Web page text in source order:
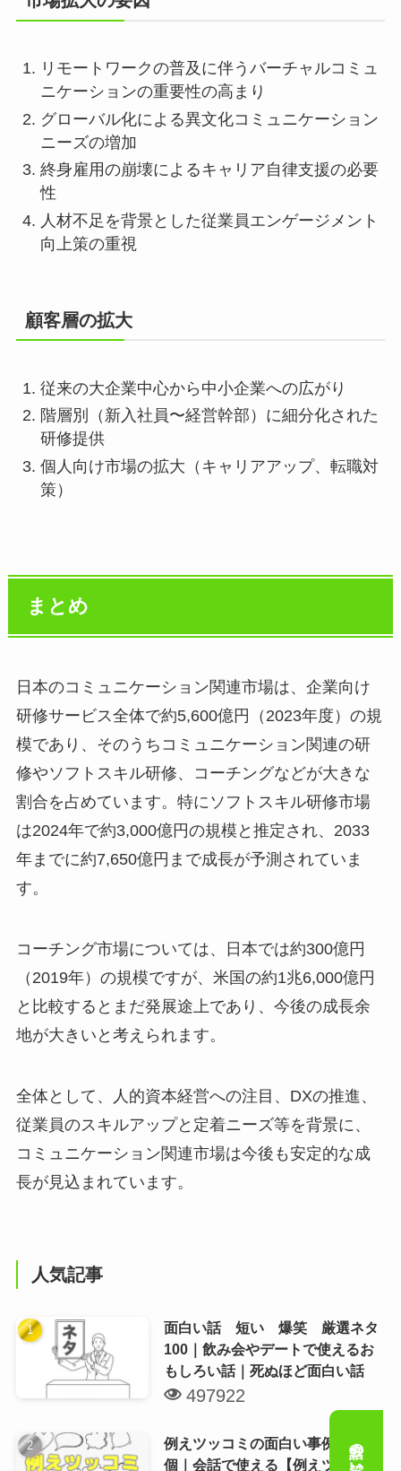
リモートワークの普及に伴うバーチャルコミュ
ニケーションの重要性の高まり
グローバル化による異文化コミュニケーション
ニーズの増加
終身雇用の崩壊によるキャリア自律支援の必要
性
人材不足を背景とした従業員エンゲージメント
向上策の重視
顧客層の拡大
従来の大企業中心から中小企業への広がり
階層別（新入社員〜経営幹部）に細分化された
研修提供
個人向け市場の拡大（キャリアアップ、転職対
策）
まとめ
日本のコミュニケーション関連市場は、企業向け
研修サービス全体で約5,600億円（2023年度）の規
模であり、そのうちコミュニケーション関連の研
修やソフトスキル研修、コーチングなどが大きな
割合を占めています。特にソフトスキル研修市場
は2024年で約3,000億円の規模と推定され、2033
年までに約7,650億円まで成長が予測されていま
す。
コーチング市場については、日本では約300億円
（2019年）の規模ですが、米国の約1兆6,000億円
と比較するとまだ発展途上であり、今後の成長余
地が大きいと考えられます。
全体として、人的資本経営への注目、DXの推進、
従業員のスキルアップと定着ニーズ等を背景に、
コミュニケーション関連市場は今後も安定的な成
長が見込まれています。
人気記事
面白い話 短い 爆笑 厳選ネタ
100｜飲み会やデートで使えるお
もしろい話｜死ぬほど面白い話
497922
例えツッコミの面白い事例が500
個｜会話で使える【例えツッコミ